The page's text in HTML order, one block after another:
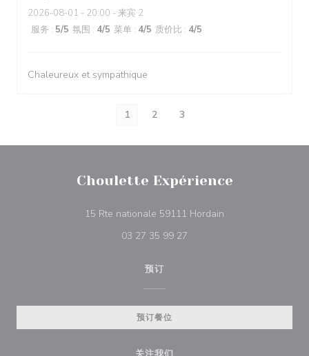
2026-08-01 - 20:00 - 来宾 2
服务 : 5/5 氛围 : 4/5 菜单 : 4/5 质价比 : 4/5
Chaleureux et sympathique
1 2 3
Choulette Expérience
15 Rte nationale 59111 Hordain
03 27 35 99 27
预订
预订餐位